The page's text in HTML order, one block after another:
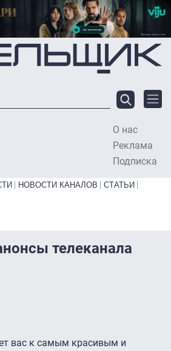
содержанию
О нас
Реклама
Подписка
НОВОСТИ КАНАЛОВ
СТАТЬИ
телеканала
вас к самым красивым и